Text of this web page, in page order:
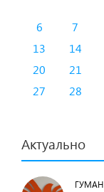
6
7
13
14
20
21
27
28
Актуально